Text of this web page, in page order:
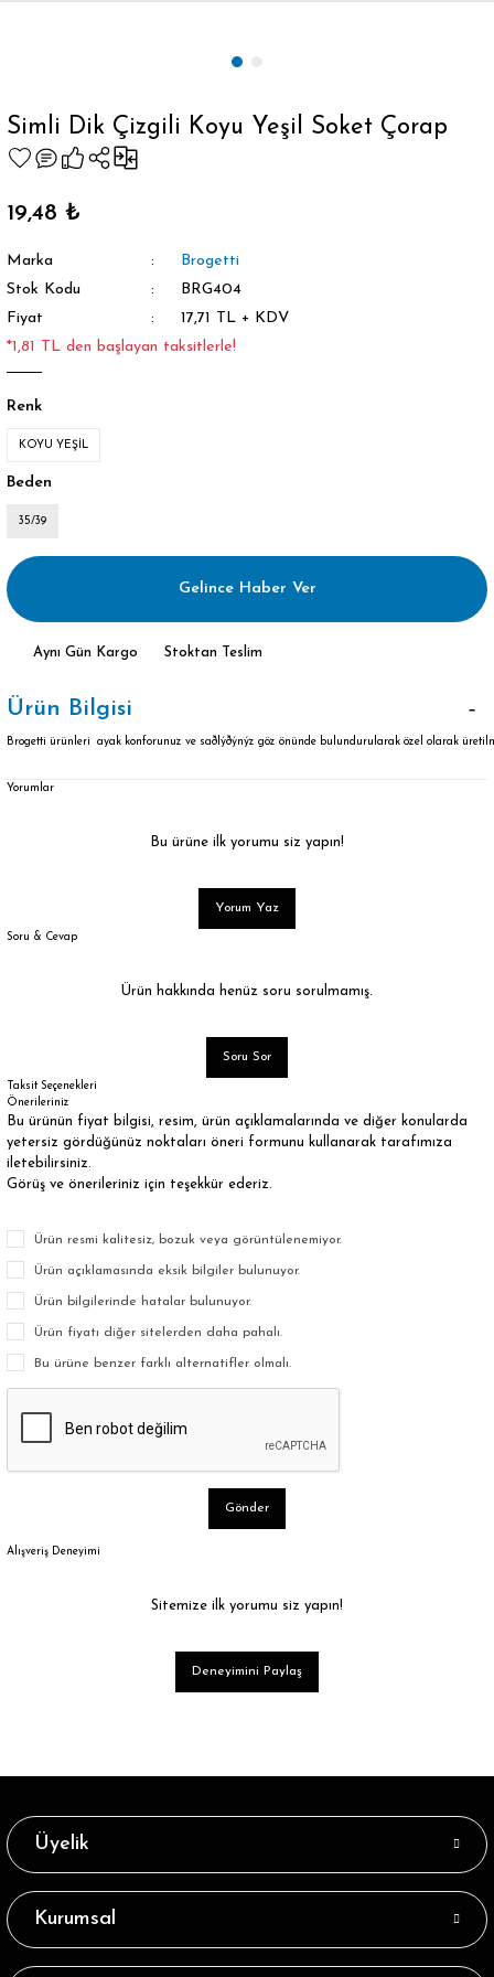
Simli Dik Çizgili Koyu Yeşil Soket Çorap
19,48 ₺
Marka
Brogetti
Stok Kodu
BRG404
Fiyat
17,71 TL + KDV
*1,81 TL den başlayan taksitlerle!
Renk
KOYU YEŞİL
Beden
35/39
Gelince Haber Ver
Aynı Gün Kargo Stoktan Teslim
Ürün Bilgisi
Brogetti ürünleri ayak konforunuz ve saðlýðýnýz göz önünde bulundurularak özel olarak
Yorumlar
Bu ürüne ilk yorumu siz yapın!
Yorum Yaz
Soru & Cevap
Ürün hakkında henüz soru sorulmamış.
Soru Sor
Taksit Seçenekleri
Önerileriniz
Bu ürünün fiyat bilgisi, resim, ürün açıklamalarında ve diğer konularda
yetersiz gördüğünüz noktaları öneri formunu kullanarak tarafımıza
iletebilirsiniz.
Görüş ve önerileriniz için teşekkür ederiz.
Ürün resmi kalitesiz, bozuk veya görüntülenemiyor.
Ürün açıklamasında eksik bilgiler bulunuyor.
Ürün bilgilerinde hatalar bulunuyor.
Ürün fiyatı diğer sitelerden daha pahalı.
Bu ürüne benzer farklı alternatifler olmalı.
Gönder
Alışveriş Deneyimi
Sitemize ilk yorumu siz yapın!
Deneyimini Paylaş
Üyelik
Kurumsal